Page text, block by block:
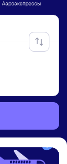
Аэроэкспрессы